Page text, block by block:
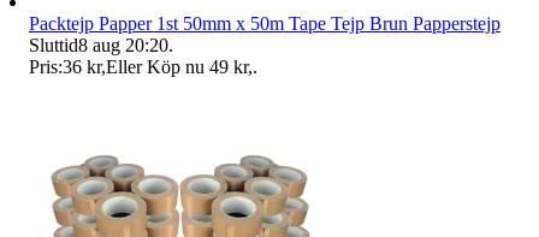
Packtejp Papper 1st 50mm x 50m Tape Tejp Brun Papperstejp
Sluttid8 aug 20:20.
Pris:36 kr,Eller Köp nu 49 kr,.